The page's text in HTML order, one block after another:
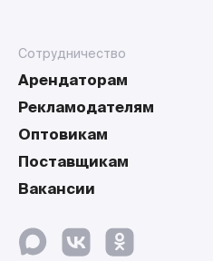
Сотрудничество
Арендаторам
Рекламодателям
Оптовикам
Поставщикам
Вакансии